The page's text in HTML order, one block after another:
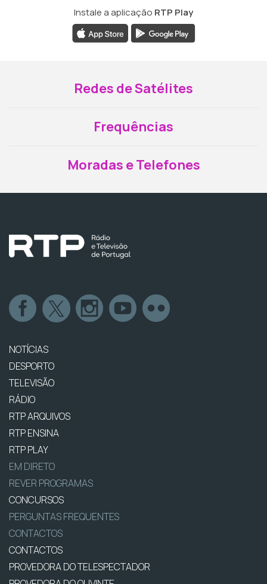
Instale a aplicação RTP Play
Redes de Satélites
Frequências
Moradas e Telefones
NOTÍCIAS
DESPORTO
TELEVISÃO
RÁDIO
RTP ARQUIVOS
RTP ENSINA
RTP PLAY
EM DIRETO
REVER PROGRAMAS
CONCURSOS
PERGUNTAS FREQUENTES
CONTACTOS
CONTACTOS
PROVEDORA DO TELESPECTADOR